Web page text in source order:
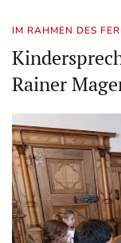
IM RAHMEN DES
Rainer